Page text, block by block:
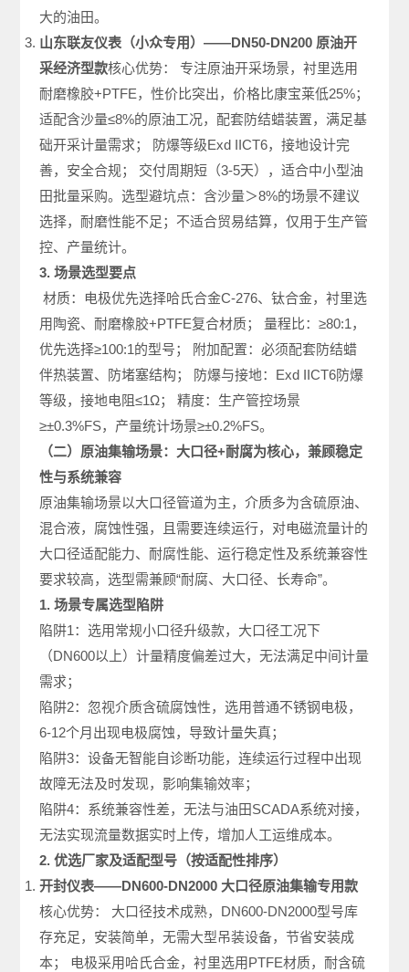
大的油田。
山东联友仪表（小众专用）——DN50-DN200 原油开
采经济型款核心优势： 专注原油开采场景，衬里选用
耐磨橡胶+PTFE，性价比突出，价格比康宝莱低25%；
适配含沙量≤8%的原油工况，配套防结蜡装置，满足基
础开采计量需求； 防爆等级Exd IICT6，接地设计完
善，安全合规； 交付周期短（3-5天），适合中小型油
田批量采购。选型避坑点：含沙量＞8%的场景不建议
选择，耐磨性能不足；不适合贸易结算，仅用于生产管
控、产量统计。
3. 场景选型要点
材质：电极优先选择哈氏合金C-276、钛合金，衬里选
用陶瓷、耐磨橡胶+PTFE复合材质； 量程比：≥80:1，
优先选择≥100:1的型号； 附加配置：必须配套防结蜡
伴热装置、防堵塞结构； 防爆与接地：Exd IICT6防爆
等级，接地电阻≤1Ω； 精度：生产管控场景
≥±0.3%FS，产量统计场景≥±0.2%FS。
（二）原油集输场景：大口径+耐腐为核心，兼顾稳定
性与系统兼容
原油集输场景以大口径管道为主，介质多为含硫原油、
混合液，腐蚀性强，且需要连续运行，对电磁流量计的
大口径适配能力、耐腐性能、运行稳定性及系统兼容性
要求较高，选型需兼顾“耐腐、大口径、长寿命”。
1. 场景专属选型陷阱
陷阱1：选用常规小口径升级款，大口径工况下
（DN600以上）计量精度偏差过大，无法满足中间计量
需求；
陷阱2：忽视介质含硫腐蚀性，选用普通不锈钢电极，
6-12个月出现电极腐蚀，导致计量失真；
陷阱3：设备无智能自诊断功能，连续运行过程中出现
故障无法及时发现，影响集输效率；
陷阱4：系统兼容性差，无法与油田SCADA系统对接，
无法实现流量数据实时上传，增加人工运维成本。
2. 优选厂家及适配型号（按适配性排序）
开封仪表——DN600-DN2000 大口径原油集输专用款
核心优势： 大口径技术成熟，DN600-DN2000型号库
存充足，安装简单，无需大型吊装设备，节省安装成
本； 电极采用哈氏合金，衬里选用PTFE材质，耐含硫